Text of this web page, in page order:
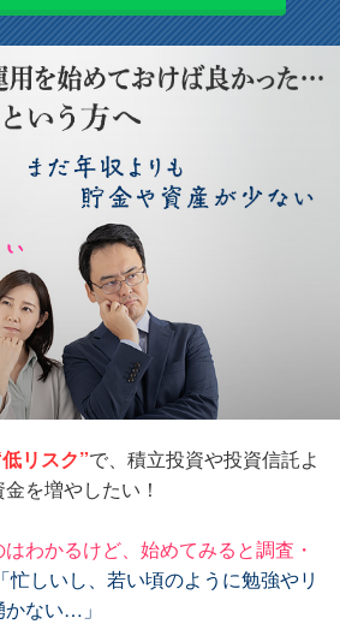
リスク”で、積立投資や投資信託よ
金を増やしたい！
はわかるけど、始めてみると調査・
「忙しいし、若い頃のように勉強やリ
ない…」